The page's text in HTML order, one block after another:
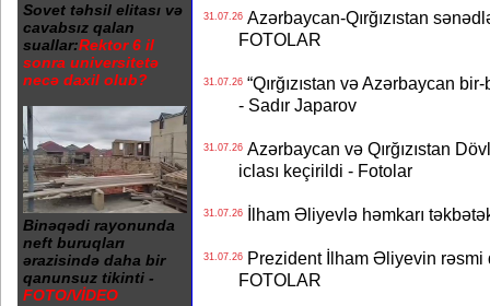
Sovet təhsil elitası və
cavabsız qalan
suallar:Rektor 6 il
sonra universitetə
necə daxil olub?
Binəqədi rayonunda
neft buruqları
ərazisində daha bir
qanunsuz tikinti -
FOTO/VİDEO
31.07.26Azərbaycan-Qırğızıstan
FOTOLAR
31.07.26“Qırğızıstan və Azərbaycan
- Sadır Japarov
31.07.26Azərbaycan və Qırğızıstan
iclası keçirildi - Fotolar
31.07.26İlham Əliyevlə həmkarı
31.07.26Prezident İlham Əliyevin rəsmi
FOTOLAR